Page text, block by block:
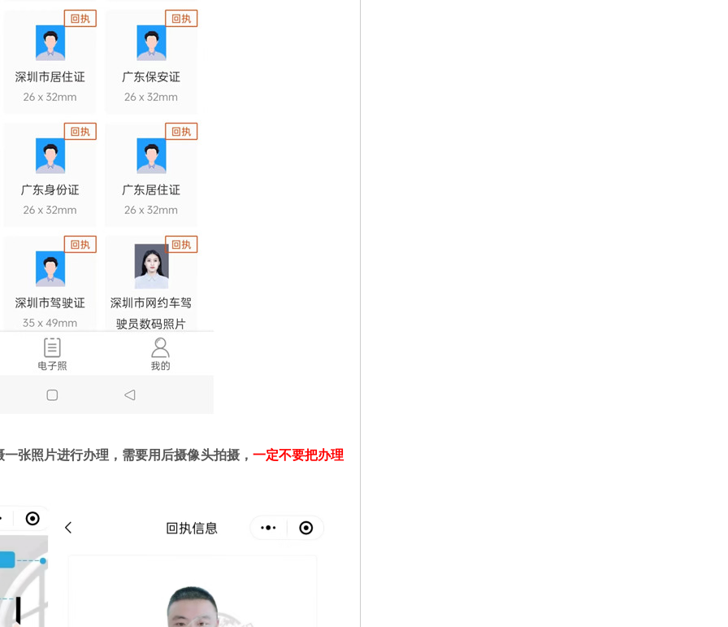
张照片进行办理，需要用后摄像头拍摄， 一定不要把办理